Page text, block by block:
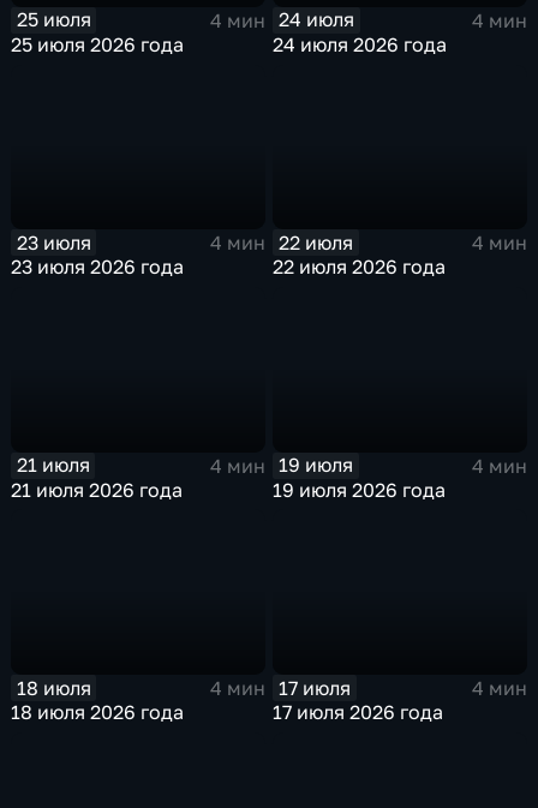
25 июля
4 мин
25 июля 2026 года
24 июля
4 мин
24 июля 2026 года
23 июля
4 мин
23 июля 2026 года
22 июля
4 мин
22 июля 2026 года
21 июля
4 мин
21 июля 2026 года
19 июля
4 мин
19 июля 2026 года
18 июля
4 мин
18 июля 2026 года
17 июля
4 мин
17 июля 2026 года